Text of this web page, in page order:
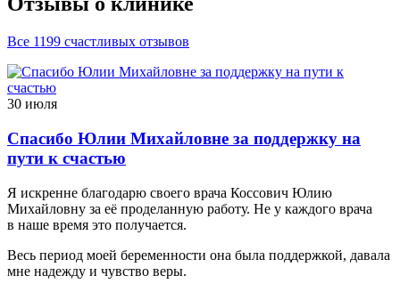
Все 1199 счастливых отзывов
30 июля
Спасибо Юлии Михайловне за поддержку на
пути к счастью
Я искренне благодарю своего врача Коссович Юлию
Михайловну за её проделанную работу. Не у каждого врача
в наше время это получается.
Весь период моей беременности она была поддержкой, давала
мне надежду и чувство веры.